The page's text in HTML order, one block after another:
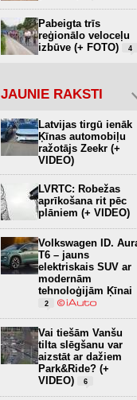
Pabeigta trīs
reģionālo veloceļu
izbūve (+ FOTO)
4
JAUNIE RAKSTI
Latvijas tirgū ienāk
Ķīnas automobiļu
ražotājs Zeekr (+
VIDEO)
LVRTC: Robežas
aprīkošana rit pēc
plāniem (+ VIDEO)
Volkswagen ID.
T6 – jauns
elektriskais SUV ar
modernām
tehnoloģijām Ķīnai
2
Vai tiešām Vanšu
tilta slēgšanu var
aizstāt ar dažiem
Park&Ride? (+
VIDEO)
6